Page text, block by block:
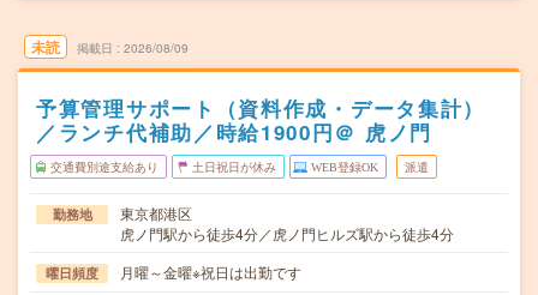
未読 掲載日 2026/08/09
予算管理サポート（資料作成・データ集計）
／ランチ代補助／時給1900円＠ 虎ノ門
交通費別途支給あり 土日祝日が休み WEB登録OK 派遣
勤務地
東京都港区
虎ノ門駅から徒歩4分／虎ノ門ヒルズ駅から徒歩4分
曜日頻度 月曜～金曜※祝日は出勤です